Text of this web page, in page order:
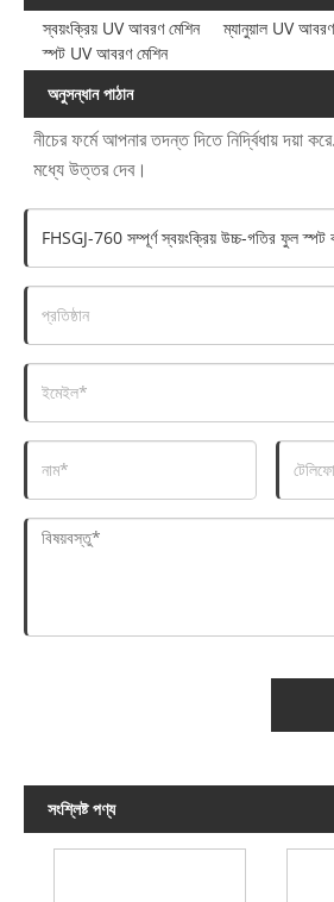
স্বয়ংক্রিয় UV আবরণ মেশিন
ম্যানুয়াল UV আবরণ
স্পট UV আবরণ মেশিন
অনুসন্ধান পাঠান
নীচের ফর্মে আপনার তদন্ত দিতে নির্দ্বিধায় দয়া
মধ্যে উত্তর দেব।
সংশ্লিষ্ট পণ্য